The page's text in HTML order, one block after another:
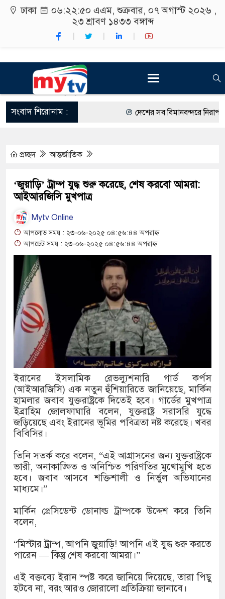
ঢাকা ০৬:২২:৫১ এএম, শুক্রবার, ০৭ অগাস্ট ২০২৬ ,
২৩ শ্রাবণ ১৪৩৩ বঙ্গাব্দ
সংবাদ শিরোনাম : দেশের সব বিমানবন্দরে নিরাপত্তা
থাকায় বিক্রিতে নিষেধাজ্ঞা
অত্যাচারের ছবি যেন আর তুলতে
আলাল
‘গুলশানের চামেলি’তে ভিন্ন
যৌনকর্মীর দালাল চরিত্রে
সারজিস-পাটোয়ারীসহ ১০ জনের
গুলশান থেকে সাবেক মন্ত্রী লতিফ
‘স্কুটি নাকি গোল্ড?’
এর ফ্রিডম ব্র্যান্ড, বাড়ল ক্যাম্পেইনের
১৫২২ পুলিশ সদস্যকে চাকরিতে
খিলক্ষেত থানা বিএনপির যুগ্ম
প্রেমের সম্পর্ক ছিন্ন না করায় মা-
প্রধানমন্ত্রীর সঙ্গে নবনিযুক্ত
হামের উপসর্গে আরও ৬ প্রাণহানি,
প্রচ্ছদ আন্তর্জাতিক
‘জুয়াড়ি’ ট্রাম্প যুদ্ধ শুরু করেছে, শেষ করবো আমরা:
আইআরজিসি মুখপাত্র
Mytv Online
আপলোড সময় : ২৩-০৬-২০২৫ ০৪:৫৬:৪৪ অপরাহ্ন
আপডেট সময় : ২৩-০৬-২০২৫ ০৪:৫৬:৪৪ অপরাহ্ন
ইরানের ইসলামিক রেভল্যুশনারি গার্ড কর্পস
(আইআরজিসি) এক নতুন হুঁশিয়ারিতে জানিয়েছে, মার্কিন
হামলার জবাব যুক্তরাষ্ট্রকে দিতেই হবে। গার্ডের মুখপাত্র
ইব্রাহিম জোলফাঘারি বলেন, যুক্তরাষ্ট্র সরাসরি যুদ্ধে
জড়িয়েছে এবং ইরানের ভূমির পবিত্রতা নষ্ট করেছে। খবর
বিবিসির।
তিনি সতর্ক করে বলেন, “এই আগ্রাসনের জন্য যুক্তরাষ্ট্রকে
ভারী, অনাকাঙ্ক্ষিত ও অনিশ্চিত পরিণতির মুখোমুখি হতে
হবে। জবাব আসবে শক্তিশালী ও নির্ভুল অভিযানের
মাধ্যমে।”
মার্কিন প্রেসিডেন্ট ডোনাল্ড ট্রাম্পকে উদ্দেশ করে তিনি
বলেন,
“মিস্টার ট্রাম্প, আপনি জুয়াড়ি! আপনি এই যুদ্ধ শুরু করতে
পারেন — কিন্তু শেষ করবো আমরা।”
এই বক্তব্যে ইরান স্পষ্ট করে জানিয়ে দিয়েছে, তারা পিছু
হটবে না, বরং আরও জোরালো প্রতিক্রিয়া জানাবে।